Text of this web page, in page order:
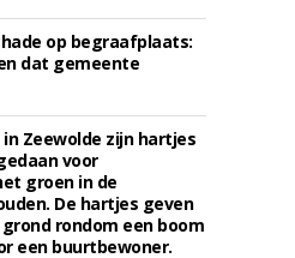
op begraafplaats:
dat gemeente
in Zeewolde zijn hartjes
voor
groen in de
De hartjes geven
rondom een boom
een buurtbewoner.